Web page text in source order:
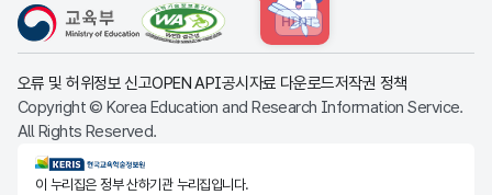
HINT
오류 및 허위정보 신고OPEN API공시자료 다운로드저작권 정책
Copyright © Korea Education and Research Information Service.
All Rights Reserved.
KERIS한국교육학술정보원
이 누리집은 정부 산하기관 누리집입니다.